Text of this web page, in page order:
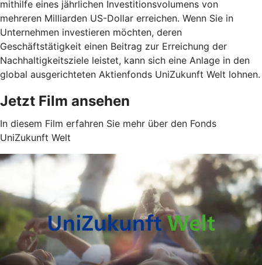
mithilfe eines jährlichen Investitionsvolumens von
mehreren Milliarden US-Dollar erreichen. Wenn Sie in
Unternehmen investieren möchten, deren
Geschäftstätigkeit einen Beitrag zur Erreichung der
Nachhaltigkeitsziele leistet, kann sich eine Anlage in den
global ausgerichteten Aktienfonds UniZukunft Welt lohnen.
Jetzt Film ansehen
In diesem Film erfahren Sie mehr über den Fonds
UniZukunft Welt